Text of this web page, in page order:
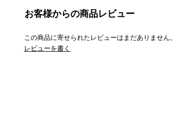
お客様からの商品レビュー
この商品に寄せられたレビューはまだありません。
レビューを書く